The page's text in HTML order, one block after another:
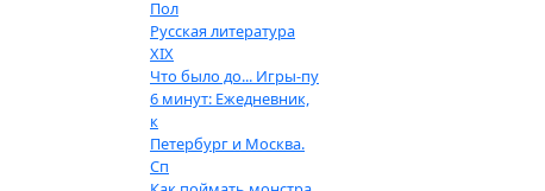
Пол
Русская литература
XIX
Что было до... Игры-пу
6 минут: Ежедневник,
к
Петербург и Москва.
Сп